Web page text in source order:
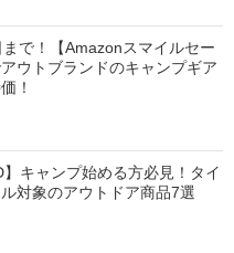
で！【Amazonスマイルセー
ウトブランドのキャンプギア
！
】キャンプ始める方必見！タイ
ル対象のアウトドア商品7選